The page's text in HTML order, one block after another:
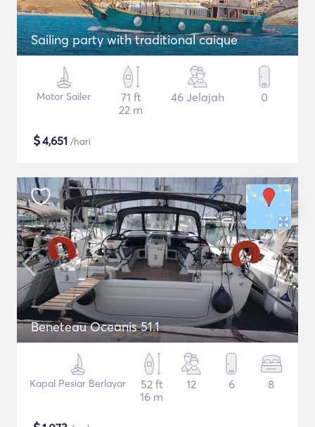
Sailing party with traditional caique
Motor Sailer
71 ft
22 m
46 Jelajah 0
$4,651 /hari
Beneteau Oceanis 51.1
Kapal Pesiar Berlayar
52 ft
16 m
12 6 8